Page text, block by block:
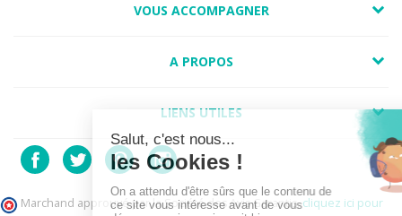
VOUS ACCOMPAGNER
A PROPOS
LIENS UTILES
Marchand approuvé par la Société des Avis Garantis,cliquez ici pour